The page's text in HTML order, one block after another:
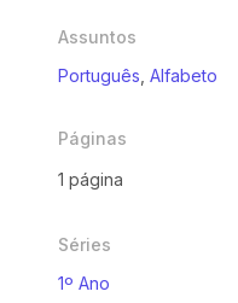
Assuntos
Português Alfabeto
Páginas
1 página
Séries
1º Ano